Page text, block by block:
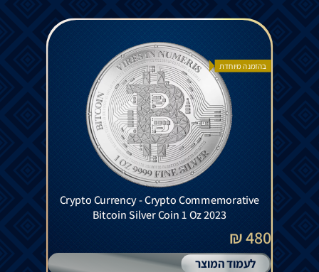
בהזמנה מיוחדת
Crypto Currency - Crypto Commemorative
Bitcoin Silver Coin 1 Oz 2023
480 ₪
לעמוד המוצר